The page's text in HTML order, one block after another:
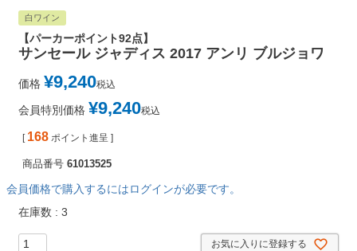
白ワイン
【パーカーポイント92点】
サンセール ジャディス 2017 アンリ ブルジョワ
価格 ¥9,240税込
会員特別価格 ¥9,240税込
[ 168 ポイント進呈 ]
商品番号 61013525
会員価格で購入するにはログインが必要です。
在庫数
3
お気に入りに登録する